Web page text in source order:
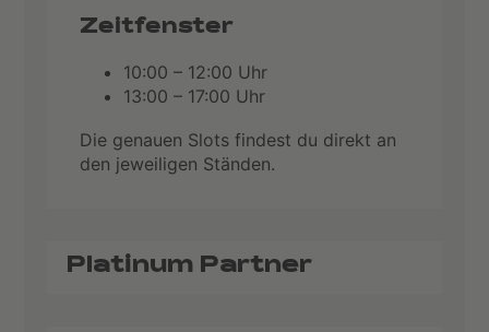
Zeitfenster
10:00 – 12:00 Uhr
13:00 – 17:00 Uhr
Die genauen Slots findest du direkt an
den jeweiligen Ständen.
Platinum Partner